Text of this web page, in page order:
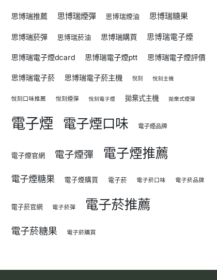
思博瑞推薦 思博瑞煙彈 思博瑞煙油 思博瑞糖果
思博瑞菸彈 思博瑞菸油 思博瑞購買 思博瑞電子煙
思博瑞電子煙dcard 思博瑞電子煙ptt 思博瑞電子煙評價
思博瑞電子菸 思博瑞電子菸主機 悅刻 悅刻主機
悅刻口味推薦 悅刻煙彈 悅刻電子煙 拋棄式主機 拋棄式煙彈
電子煙 電子煙口味 電子煙品牌
電子煙官網 電子煙彈 電子煙推薦
電子煙糖果 電子煙購買 電子菸 電子菸口味 電子菸品牌
電子菸官網 電子菸彈 電子菸推薦
電子菸糖果 電子菸購買